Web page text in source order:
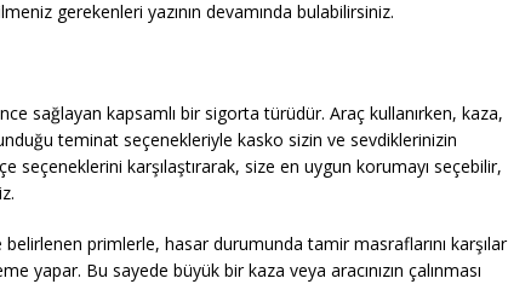
gerekenleri yazının devamında bulabilirsiniz.
sağlayan kapsamlı bir sigorta türüdür. Araç kullanırken, kaza,
teminat seçenekleriyle kasko sizin ve sevdiklerinizin
seçeneklerini karşılaştırarak, size en uygun korumayı seçebilir,
belirlenen primlerle, hasar durumunda tamir masraflarını karşılar
yapar. Bu sayede büyük bir kaza veya aracınızın çalınması